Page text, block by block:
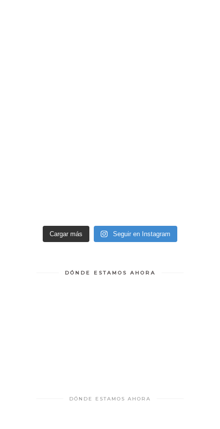
Cargar más Seguir en Instagram
DÓNDE ESTAMOS AHORA
DÓNDE ESTAMOS AHORA